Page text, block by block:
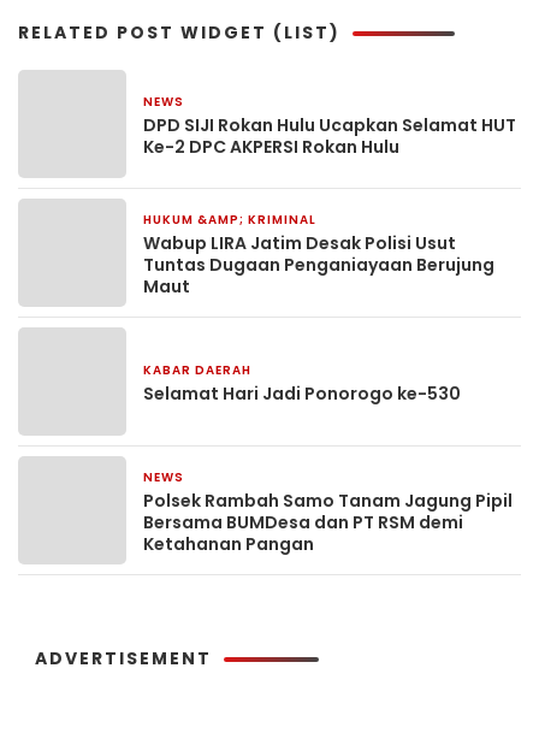
RELATED POST WIDGET (LIST)
NEWS
DPD SIJI Rokan Hulu Ucapkan Selamat HUT
Ke-2 DPC AKPERSI Rokan Hulu
HUKUM &AMP; KRIMINAL
Wabup LIRA Jatim Desak Polisi Usut
Tuntas Dugaan Penganiayaan Berujung
Maut
KABAR DAERAH
Selamat Hari Jadi Ponorogo ke-530
NEWS
Polsek Rambah Samo Tanam Jagung Pipil
Bersama BUMDesa dan PT RSM demi
Ketahanan Pangan
ADVERTISEMENT